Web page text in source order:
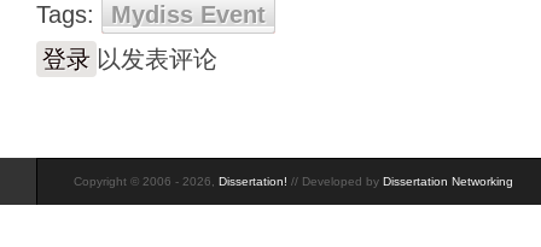
Tags:
Mydiss Event
登录 以发表评论
Copyright © 2006 - 2026, Dissertation! // Developed by Dissertation Networking